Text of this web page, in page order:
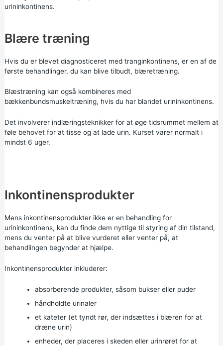
urininkontinens.
Blære træning
Hvis du er blevet diagnosticeret med tranginkontinens, er en af de
første behandlinger, du kan blive tilbudt, blæretræning.
Blæstræning kan også kombineres med
bækkenbundsmuskeltræning, hvis du har blandet urininkontinens.
Det involverer indlæringsteknikker for at øge tidsrummet mellem at
føle behovet for at tisse og at lade urin. Kurset varer normalt i
mindst 6 uger.
Inkontinensprodukter
Mens inkontinensprodukter ikke er en behandling for
urininkontinens, kan du finde dem nyttige til styring af din tilstand,
mens du venter på at blive vurderet eller venter på, at
behandlingen begynder at hjælpe.
Inkontinensprodukter inkluderer:
absorberende produkter, såsom bukser eller puder
håndholdte urinaler
et kateter (et tyndt rør, der indsættes i blæren for at
dræne urin)
enheder, der placeres i skeden eller urinrøret for at